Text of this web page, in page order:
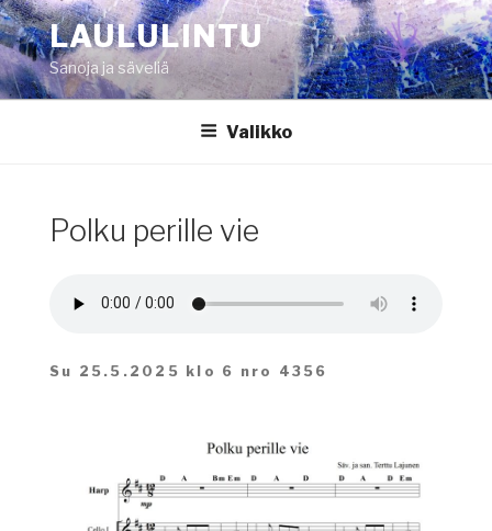
Siirry
sisältöönLAULULINTU
Sanoja ja säveliä
Valikko
Polku perille vie
Su 25.5.2025 klo 6 nro 4356